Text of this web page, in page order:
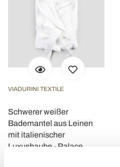
VIADURINI TEXTILE
Schwerer weißer
Bademantel aus Leinen
mit italienischer
Luxushaube - Palace